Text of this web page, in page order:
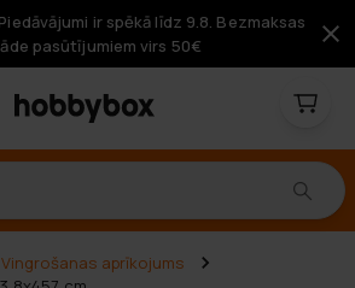
ir spēkā līdz 9.8. Bezmaksas
pasūtījumiem virs 50€
Vingrošanas aprīkojums